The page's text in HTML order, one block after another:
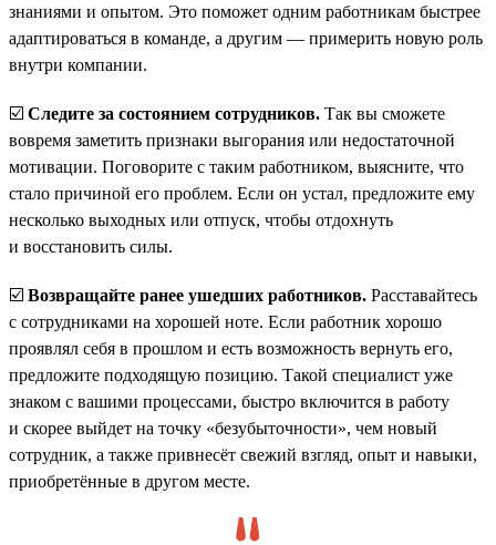
знаниями и опытом. Это поможет одним работникам быстрее
адаптироваться в команде, а другим — примерить новую роль
внутри компании.
☑️ Следите за состоянием сотрудников. Так вы сможете
вовремя заметить признаки выгорания или недостаточной
мотивации. Поговорите с таким работником, выясните, что
стало причиной его проблем. Если он устал, предложите ему
несколько выходных или отпуск, чтобы отдохнуть
и восстановить силы.
☑️ Возвращайте ранее ушедших работников. Расставайтесь
с сотрудниками на хорошей ноте. Если работник хорошо
проявлял себя в прошлом и есть возможность вернуть его,
предложите подходящую позицию. Такой специалист уже
знаком с вашими процессами, быстро включится в работу
и скорее выйдет на точку «безубыточности», чем новый
сотрудник, а также привнесёт свежий взгляд, опыт и навыки,
приобретённые в другом месте.